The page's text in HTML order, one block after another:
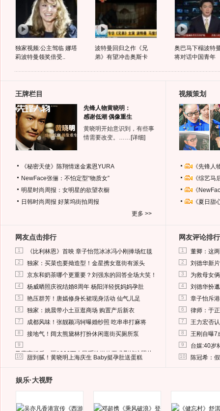
独家视频:公主驾临 娜塔
莉波特曼领奖倍受..
波特曼回归之作《兄
弟》有望冲击奥斯卡
奥巴马下榻波特
将对话中国青年
王牌栏目
先锋人物黄晓明：
感谢低潮 偶像重生
黄晓明开始意识到，有些事
情需要改变。…… [详细]
《秘密天使》陈翔情迷金素恩YURA
NewFace张俪：不怕定型“物质女”
明星时尚周报：女明星的欲望衣橱
日韩时尚周报 好莱坞街拍周报
更多 >>
视频策划
《先锋
《综艺
《
《夏日
网友点击排行
1 《比利林恩》首映 章子怡范冰冰冯小刚捧场红毯
2 独家：买菜也要拗造型！金星携女逛街有派头
3 京东和奶茶哪个更重要？刘强东的回答全场大笑！
4 杨威晒照庆祝结婚8周年 杨阳洋轻抚妈妈孕肚
5 艳压群芳！唐嫣修身长裙现身活动 仙气儿足
6 独家：姚晨带小土豆逛商场 购置产后新衣
7 成都风味！张靓颖冯轲曝婚纱照 吃串串打麻将
8 接地气！阔太熊黛林打扮休闲逛街买厕所泵
9
马蓉离婚后，砸1000万人民币给媒体要求删掉这照片
10 甜到腻！黄晓明上海庆生 Baby挺孕肚送蛋糕
网友评论排行
1 董卿：这
2 刘德华新
3 为救母女
4 刘德华扮
5 章子怡斥
6 律师：于
7 王力宏否
8 王刚自曝7
9 台媒:40岁
10 陈冠希：
娱乐·大视野